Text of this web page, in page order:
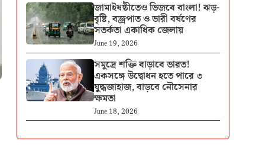
জামাইষষ্ঠীতেও ভিজবে বাংলা! ঝড়-
বৃষ্টি, বজ্রপাত ও ভারী বর্ষণের
সতর্কতা একাধিক জেলায়
June 19, 2026
সমুদ্রে শক্তি বাড়াবে ভারত!
একসঙ্গে উদ্বোধন হতে পারে ৩
যুদ্ধজাহাজ, বাড়বে নৌসেনার
ক্ষমতা
June 18, 2026